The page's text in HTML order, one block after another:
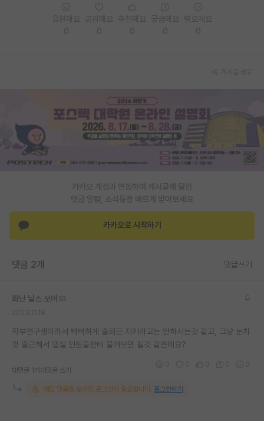
PI 전용 게시판
인문사회 계열 게시판
특수/전문대학원 게시판
반도체/AI 게시판
장학금/장학생 게시판
유학교육
이벤트
반도체 아카데미
재팬라운지 🌸
카카오 계정과 연동하여 게시글에 달린
댓글 알람, 소식등을 빠르게 받아보세요
카카오로 시작하기
댓글 2개 댓글쓰기
화난 닐스 보어
학부연구생이라서 빡빡하게 출퇴근 지키라고는 안하시는것 같고, 그냥 눈치
껏 출근해서 랩실 인원들한테 물어보면 될것 같은데요?
대댓글 1개 대댓글 쓰기
해당 댓글을 보려면 로그인이 필요합니다. 로그인하기